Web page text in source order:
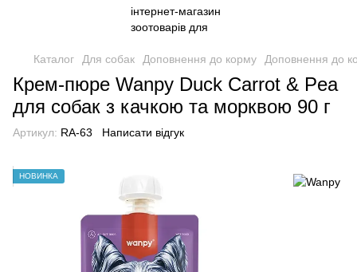
Каталог Для собак Доповнення до корму Доповнення до
Крем-пюре Wanpy Duck Carrot & Pea
для собак з качкою та морквою 90 г
Артикул: RA-63 Написати відгук
НОВИНКА